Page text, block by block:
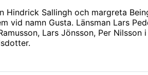
Hindrick Sallingh och margreta
vid namn Gusta. Länsman Lars
Lars Jönsson, Per Nilsson